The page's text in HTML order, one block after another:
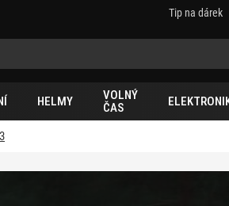
Tip na dárek
HELMY
VOLNÝ
ČAS